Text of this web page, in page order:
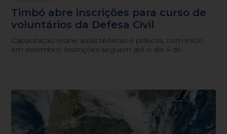
Timbó abre inscrições para curso de
voluntários da Defesa Civil
Capacitação reúne aulas teóricas e práticas, com início
em setembro; inscrições seguem até o dia 4 de